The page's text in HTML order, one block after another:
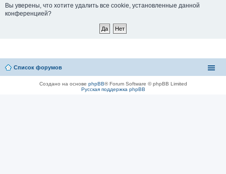
Вы уверены, что хотите удалить все cookie, установленные данной
конференцией?
Список форумов
Создано на основе phpBB® Forum Software © phpBB Limited
Русская поддержка phpBB